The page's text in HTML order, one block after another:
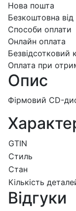
Нова пошта
Безкоштовна
Способи оплати
Онлайн оплата
Безвідсотковий
Оплата при
Опис
Фірмовий CD-
GTIN
Стиль
Стан
Кількість
Відгуки